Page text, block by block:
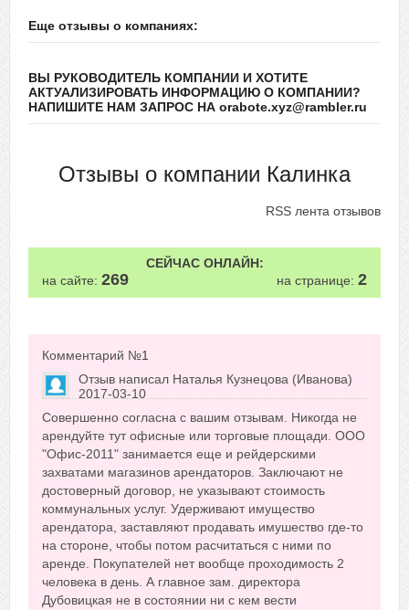
Еще отзывы о компаниях:
ВЫ РУКОВОДИТЕЛЬ КОМПАНИИ И ХОТИТЕ
АКТУАЛИЗИРОВАТЬ ИНФОРМАЦИЮ О КОМПАНИИ?
НАПИШИТЕ НАМ ЗАПРОС НА orabote.xyz@rambler.ru
Отзывы о компании Калинка
RSS лента отзывов
СЕЙЧАС ОНЛАЙН:
на сайте: 269 на странице: 2
Комментарий №1
Отзыв написал Наталья Кузнецова (Иванова)
2017-03-10
+2
Сказать друзьям об отзыве
Совершенно согласна с вашим отзывам. Никогда не
арендуйте тут офисные или торговые площади. ООО
"Офис-2011" занимается еще и рейдерскими
захватами магазинов арендаторов. Заключают не
достоверный договор, не указывают стоимость
коммунальных услуг. Удерживают имущество
арендатора, заставляют продавать имушество где-то
на стороне, чтобы потом расчитаться с ними по
аренде. Покупателей нет вообще проходимость 2
человека в день. А главное зам. директора
Дубовицкая не в состоянии ни с кем вести